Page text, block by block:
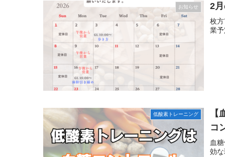
お知らせ 2
枚
業
低酸素トレーニング
コ
血
効